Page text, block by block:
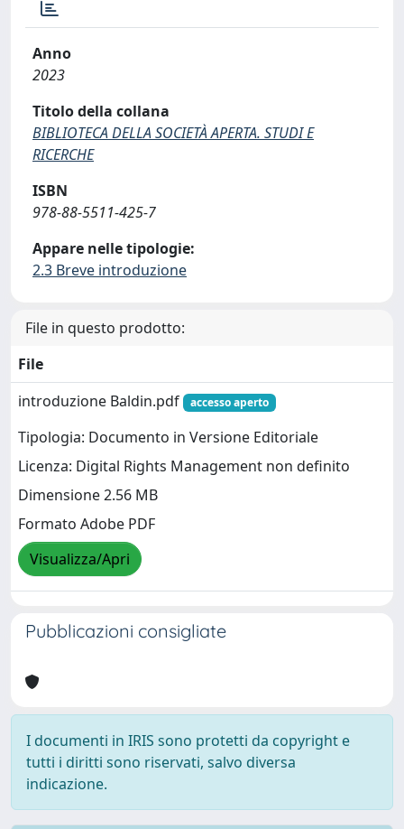
Anno
2023
Titolo della collana
BIBLIOTECA DELLA SOCIETÀ APERTA. STUDI E
RICERCHE
ISBN
978-88-5511-425-7
Appare nelle tipologie:
2.3 Breve introduzione
File in questo prodotto:
File
introduzione Baldin.pdf
accesso aperto
Tipologia: Documento in Versione Editoriale
Licenza: Digital Rights Management non definito
Dimensione 2.56 MB
Formato Adobe PDF
Visualizza/Apri
Pubblicazioni consigliate
I documenti in IRIS sono protetti da copyright e
tutti i diritti sono riservati, salvo diversa
indicazione.